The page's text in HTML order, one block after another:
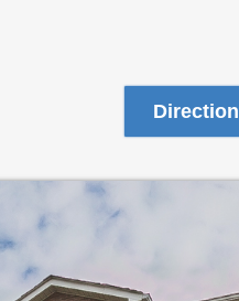
Direction